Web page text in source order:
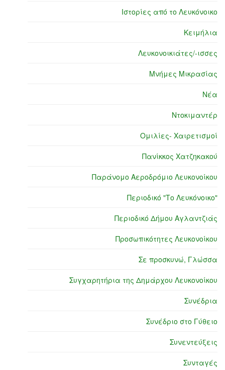
Ιστορίες από το Λευκόνοικο
Κειμήλια
Λευκονοικιάτες/-ισσες
Μνήμες Μικρασίας
Νέα
Ντοκιμαντέρ
Ομιλίες- Χαιρετισμοί
Πανίκκος Χατζηκακού
Παράνομο Αεροδρόμιο Λευκονοίκου
Περιοδικό "Το Λευκόνοικο"
Περιοδικό Δήμου Αγλαντζιάς
Προσωπικότητες Λευκονοίκου
Σε προσκυνώ, Γλώσσα
Συγχαρητήρια της Δημάρχου Λευκονοίκου
Συνέδρια
Συνέδριο στο Γύθειο
Συνεντεύξεις
Συνταγές